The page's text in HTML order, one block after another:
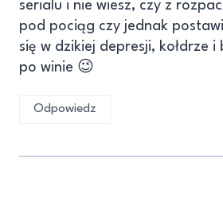
serialu i nie wiesz, czy z
pod pociąg czy jednak
się w dzikiej depresji, kołdrze i
po winie 😉
Odpowiedz